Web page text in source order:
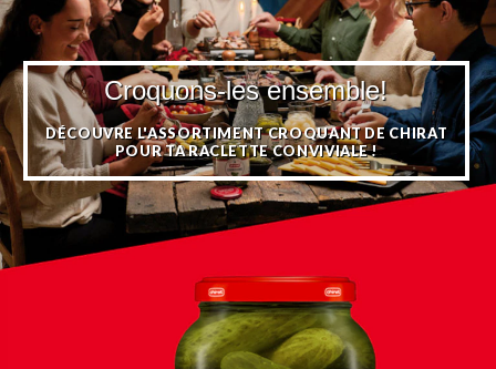
Croquons-les ensemble!
DÉCOUVRE L'ASSORTIMENT CROQUANT DE CHIRAT
POUR TA RACLETTE CONVIVIALE !